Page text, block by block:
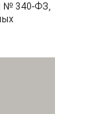
№ 340-ФЗ,